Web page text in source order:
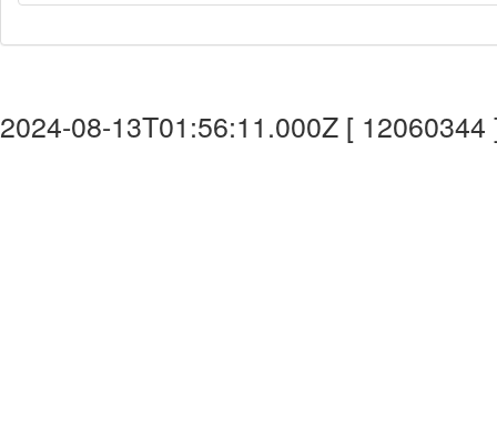
2024-08-13T01:56:11.000Z [ 12060344